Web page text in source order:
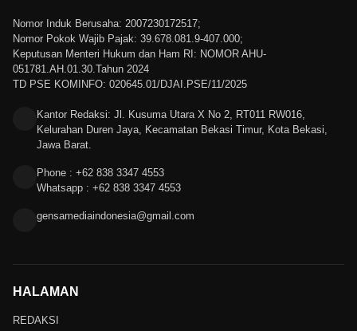
Nomor Induk Berusaha: 2007230172517;
Nomor Pokok Wajib Pajak: 39.678.081.9-407.000;
Keputusan Menteri Hukum dan Ham RI: NOMOR AHU-
051781.AH.01.30.Tahun 2024
TD PSE KOMINFO: 020645.01/DJAI.PSE/11/2025
Kantor Redaksi: Jl. Kusuma Utara X No 2, RT011 RW016,
Kelurahan Duren Jaya, Kecamatan Bekasi Timur, Kota Bekasi,
Jawa Barat.
Phone : +62 838 3347 4553
Whatsapp : +62 838 3347 4553
gensamediaindonesia@gmail.com
HALAMAN
REDAKSI